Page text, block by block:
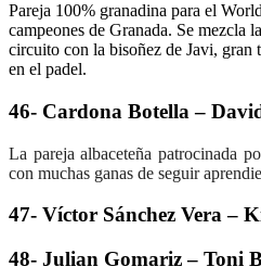
Pareja 100% granadina para el
campeones de Granada. Se mezcla
circuito con la bisoñez de Javi, gran
en el padel.
46- Cardona Botella –
La pareja albaceteña patrocinada
con muchas ganas de seguir
47- Víctor Sánchez Vera –
48- Julian Gomariz – Toni